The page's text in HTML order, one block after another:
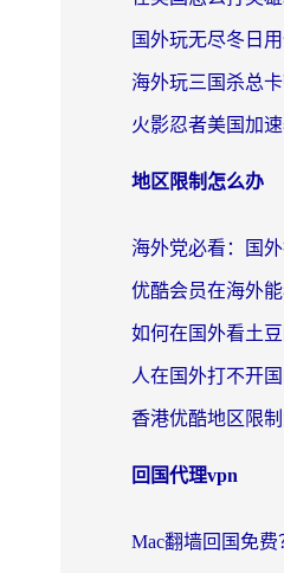
地区限制怎么办
回国代理vpn